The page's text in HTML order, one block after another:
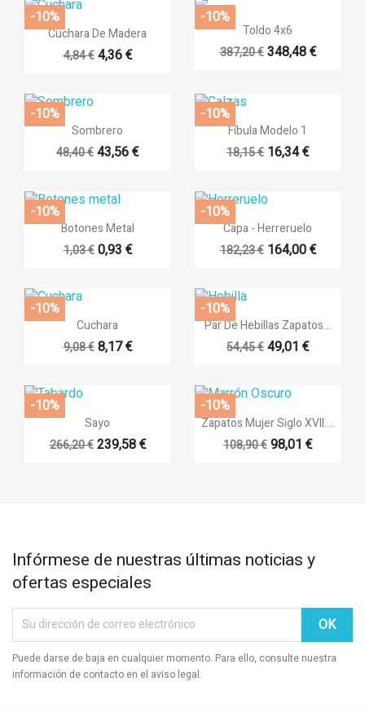
 Vista rápida
Cuchara De Madera
4,84 € 4,36 €
-10%  Vista rápida
Toldo 4x6
387,20 € 348,48 €
-10%
 Vista rápida
Sombrero
48,40 €43,56 €
-10%
 Vista rápida
Fíbula Modelo 1
18,15 € 16,34 €
-10%
 Vista rápida
Botones Metal
1,03 € 0,93 €
-10%
 Vista rápida
Capa - Herreruelo
182,23 € 164,00 €
-10%
 Vista rápida
Cuchara
9,08 € 8,17 €
-10%
 Vista rápida
Par De Hebillas Zapatos...
54,45 €49,01 €
-10%
 Vista rápida
Sayo
266,20 € 239,58 €
-10%
 Vista rápida
Zapatos Mujer Siglo XVII....
108,90 €98,01 €
-10%
Infórmese de nuestras últimas noticias y
ofertas especiales
Puede darse de baja en cualquier momento. Para ello, consulte nuestra
información de contacto en el aviso legal.